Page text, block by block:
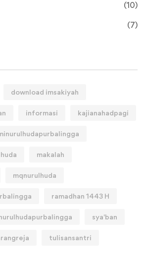
(10)
(7)
download imsakiyah
informasi kajianahadpagi
makalah
mqnurulhuda
ramadhan 1443 H
sya'ban
tulisansantri